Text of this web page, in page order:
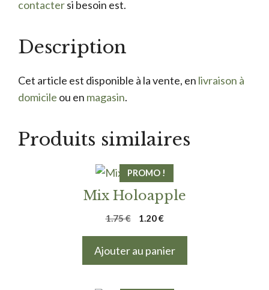
contactersi besoin est.
Description
Cet article est disponible à la vente, en livraison à
domicile ou en magasin.
Produits similaires
PROMO !
Mix Holoapple
1.75€
Le
1.20€Le
actuel
Ajouter au panier